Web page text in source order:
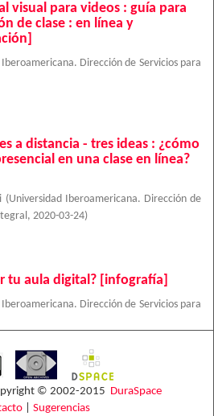
visual para videos : guía para
de clase : en línea y
Iberoamericana. Dirección de Servicios para
a distancia - tres ideas : ¿cómo
en una clase en línea?
(Universidad Iberoamericana. Dirección de
, 2020-03-24)
tu aula digital? [infografía]
Iberoamericana. Dirección de Servicios para
© 2002-2015 DuraSpace
| Sugerencias